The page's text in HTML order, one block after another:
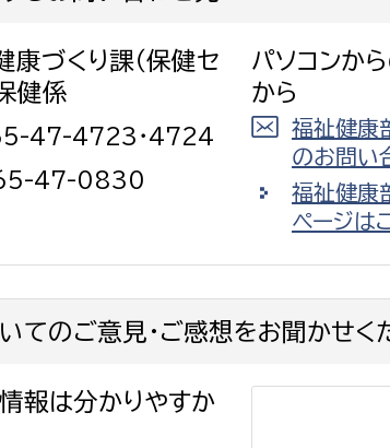
康づくり課（保健セ
健係
47-4723・4724
47-0830
パソコンか
から
福祉健康
のお問い
福祉健康
ページは
てのご意見・ご感想をお聞かせく
報は分かりやすか